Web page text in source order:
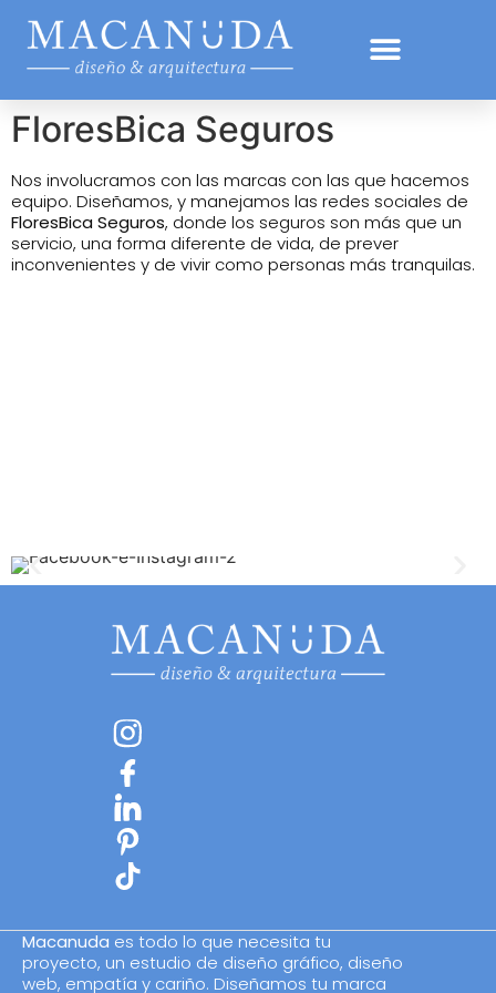
FloresBica Seguros
Nos involucramos con las marcas con las que hacemos
equipo. Diseñamos, y manejamos las redes sociales de
FloresBica Seguros, donde los seguros son más que un
servicio, una forma diferente de vida, de prever
inconvenientes y de vivir como personas más tranquilas.
Macanuda es todo lo que necesita tu
proyecto, un estudio de diseño gráfico, diseño
web, empatía y cariño. Diseñamos tu marca